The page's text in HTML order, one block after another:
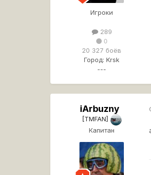
Игроки
289
0
20 327 боёв
Город: Krsk
---
iArbuzny
[TMFAN]
Капитан